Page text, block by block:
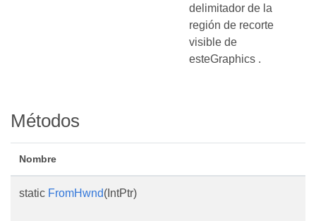
delimitador de la
región de recorte
visible de
esteGraphics .
Métodos
Nombre
static FromHwnd(IntPtr)